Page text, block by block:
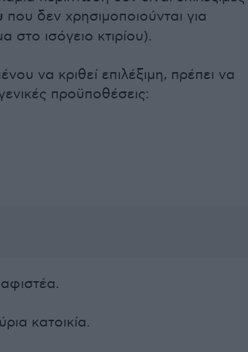
που δεν χρησιμοποιούνται για
στο ισόγειο κτιρίου).
να κριθεί επιλέξιμη, πρέπει να
προϋποθέσεις:
κατοικία.